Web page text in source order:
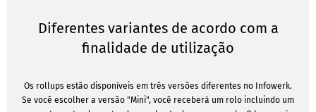
Diferentes variantes de acordo com a
finalidade de utilização
Os rollups estão disponíveis em três versões diferentes no Infowerk.
Se você escolher a versão "Mini", você receberá um rolo incluindo um